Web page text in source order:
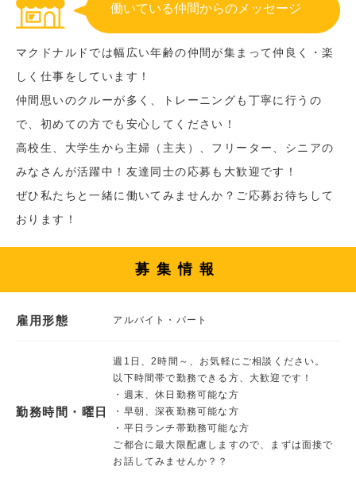
働いている仲間からのメッセージ
マクドナルドでは幅広い年齢の仲間が集まって仲良く・楽
しく仕事をしています！
仲間思いのクルーが多く、トレーニングも丁寧に行うの
で、初めての方でも安心してください！
高校生、大学生から主婦（主夫）、フリーター、シニアの
みなさんが活躍中！友達同士の応募も大歓迎です！
ぜひ私たちと一緒に働いてみませんか？ご応募お待ちして
おります！
募集情報
雇用形態 アルバイト・パート
勤務時間・曜日
週1日、2時間～、お気軽にご相談ください。
以下時間帯で勤務できる方、大歓迎です！
・週末、休日勤務可能な方
・早朝、深夜勤務可能な方
・平日ランチ帯勤務可能な方
ご都合に最大限配慮しますので、まずは面接で
お話してみませんか？？